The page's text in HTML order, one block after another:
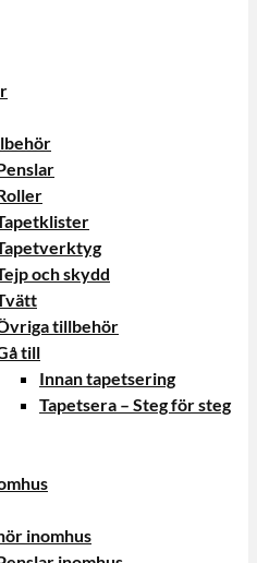
och skydd
tillbehör
till
Innan tapetsering
Tapetsera – Steg för steg
inomhus